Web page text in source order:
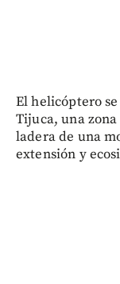
El helicóptero
Tijuca, una
ladera de una
extensión y